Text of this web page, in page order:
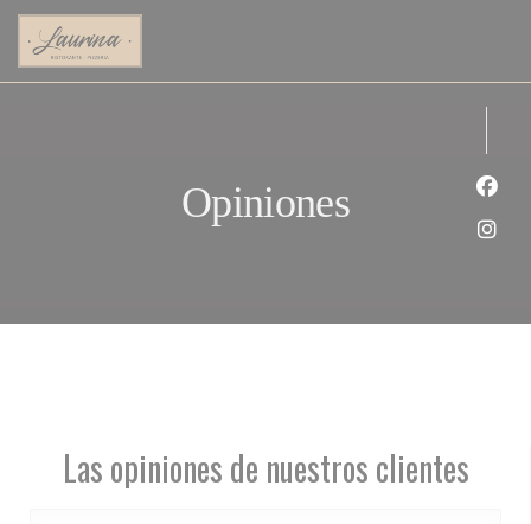
Personalización de sus opciones de cookies
Opiniones
Las opiniones de nuestros clientes